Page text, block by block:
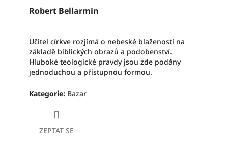
Robert Bellarmin
Učitel církve rozjímá o nebeské blaženosti na
základě biblických obrazů a podobenství.
Hluboké teologické pravdy jsou zde podány
jednoduchou a přístupnou formou.
Kategorie: Bazar
ZEPTAT SE